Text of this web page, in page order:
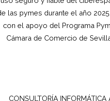
las pymes durante el año
con el apoyo del Programa
Cámara de Comercio de
CONSULTORÍA INFORMÁTICA